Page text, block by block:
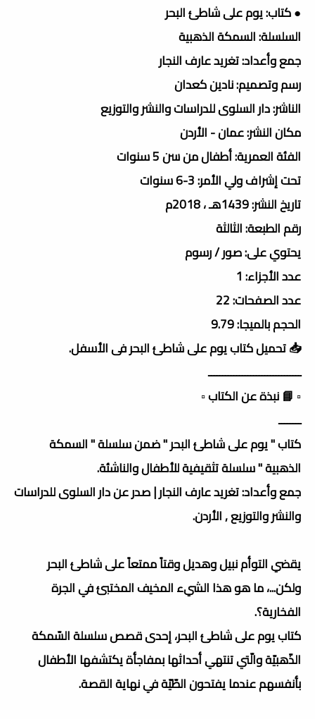
● كتاب: يوم على شاطئ البحر
السلسلة: السمكة الذهبية
جمع وأعداد: تغريد عارف النجار
رسم وتصميم: نادين كعدان
الناشر: دار السلوى للدراسات والنشر والتوزيع
مكان النشر: عمان - الأردن
الفئة العمرية: أطفال من سن 5 سنوات
تحت إشراف ولي الأمر: 3-6 سنوات
تاريخ النشر: 1439هـ ، 2018م
رقم الطبعة: الثالثة
يحتوي على: صور / رسوم
عدد الأجزاء: 1
عدد الصفحات: 22
الحجم بالميجا: 9.79
📥 تحميل كتاب يوم على شاطئ البحر فى الأسفل.
ـــــــــــــــــــــــــــــــــ
▫️ 📘 نبذة عن الكتاب ▫️
ــــــــ
كتاب " يوم على شاطئ البحر " ضمن سلسلة " السمكة
الذهبية " سلسلة تثقيفية للأطفال والناشئة.
جمع وأعداد: تغريد عارف النجار | صدر عن دار السلوى للدراسات
والنشر والتوزيع , الأردن.
يقضي التوأم نبيل وهديل وقتاً ممتعاً على شاطئ البحر
ولكن...، ما هو هذا الشيء المخيف المختبئ في الجرة
الفخارية؟.
كتاب يوم على شاطئ البحر، إحدى قصص سلسلة السّمكة
الذّهبيّة والّتي تنتهي أحداثها بمفاجأة يكتشفها الأطفال
بأنفسهم عندما يفتحون الطّيّة في نهاية القصة.